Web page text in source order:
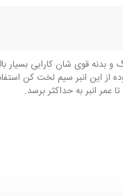
قوی شان کارایی بسیار
از این انبر سیم لخت کن
انبر به حداکثر برسد.